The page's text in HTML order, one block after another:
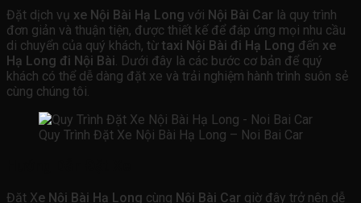
Đặt dịch vụ xe Nội Bài Hạ Long với Nội Bài Car là quy trình
đơn giản và thuận tiện, được thiết kế để đáp ứng mọi nhu cầu
di chuyển của quý khách, từ taxi Nội Bài đi Hạ Long đến xe
Hạ Long đi Nội Bài . Dưới đây là các bước cơ bản để quý
khách có thể dễ dàng đặt xe và trải nghiệm hành trình suôn sẻ
cùng chúng tôi.
Quy Trình Đặt Xe Nội Bài Hạ Long – Noi Bai Car
Đặt Xe Nội Bài Hạ Long cùng Nội Bài Car giờ đây trở nên dễ